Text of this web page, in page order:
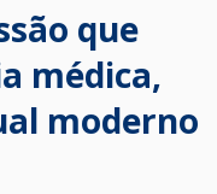
que
médica,
moderno